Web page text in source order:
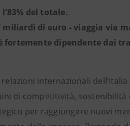
del totale.
miliardi di euro - viaggia via
fortemente dipendente dai
internazionali dell’Italia
di competitività, sostenibilità
per raggiungere nuovi